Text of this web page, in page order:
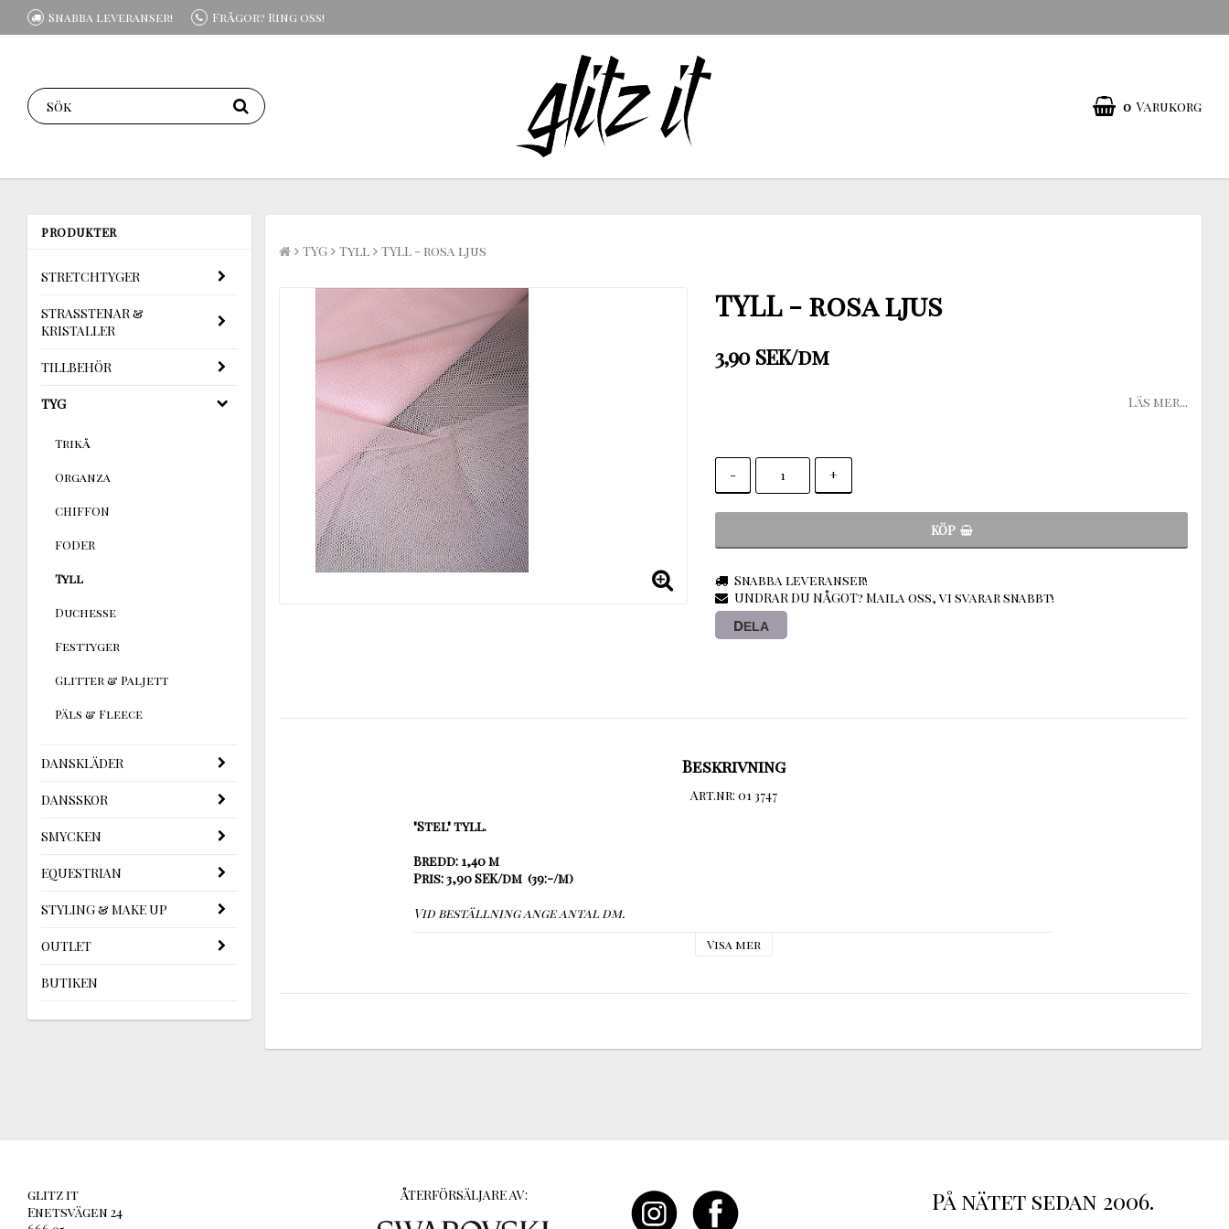
Snabba leveranser! Frågor? Ring oss!
0 Varukorg
PRODUKTER
STRETCHTYGER
STRASSTENAR &
KRISTALLER
TILLBEHÖR
TYG
Trikå
Organza
CHIFFON
FODER
Tyll
Duchesse
Festtyger
Glitter & Paljett
Päls & Fleece
DANSKLÄDER
DANSSKOR
SMYCKEN
EQUESTRIAN
STYLING & MAKE UP
OUTLET
BUTIKEN
TYG Tyll TYLL - rosa ljus
TYLL - rosa ljus
3,90 SEK/dm
Läs mer...
- +
KÖP
Snabba leveranser!
UNDRAR DU NÅGOT? Maila oss, vi svarar snabbt!
DELA
Beskrivning
Art.nr: 01 3747
"Stel" tyll.
Bredd: 1,40 m
Pris: 3,90 SEK/dm  (39:-/m)
Visa mer
glitz it
Enetsvägen 24
ÅTERFÖRSÄLJARE AV: På nätet sedan 2006.